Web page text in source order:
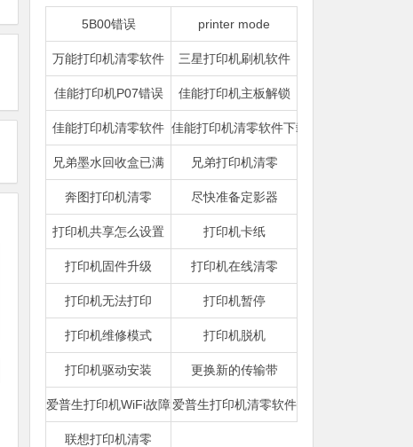
5B00错误 printer mode
万能打印机清零软件 三星打印机刷机软件
佳能打印机P07错误 佳能打印机主板解锁
佳能打印机清零软件 佳能打印机清零软件下载
兄弟墨水回收盒已满 兄弟打印机清零
奔图打印机清零 尽快准备定影器
打印机共享怎么设置 打印机卡纸
打印机固件升级 打印机在线清零
打印机无法打印 打印机暂停
打印机维修模式 打印机脱机
打印机驱动安装 更换新的传输带
爱普生打印机WiFi故障爱普生打印机清零软件
联想打印机清零